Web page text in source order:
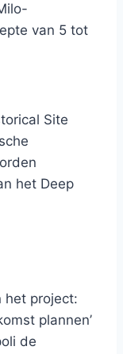
van 5 tot
Site
het Deep
het project:
plannen’
de